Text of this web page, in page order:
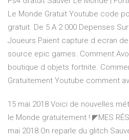
Le Monde Gratuit Youtube code
gratuit. De 5 A 2 000 Depenses
Joueurs Paient capture d ecran
source epic games. Comment
boutique d objets fortnite.
Gratuitement Youtube comment
15 mai 2018 Voici de nouvelles
le Monde gratuitement ! ◤MES
mai 2018 On reparle du glitch